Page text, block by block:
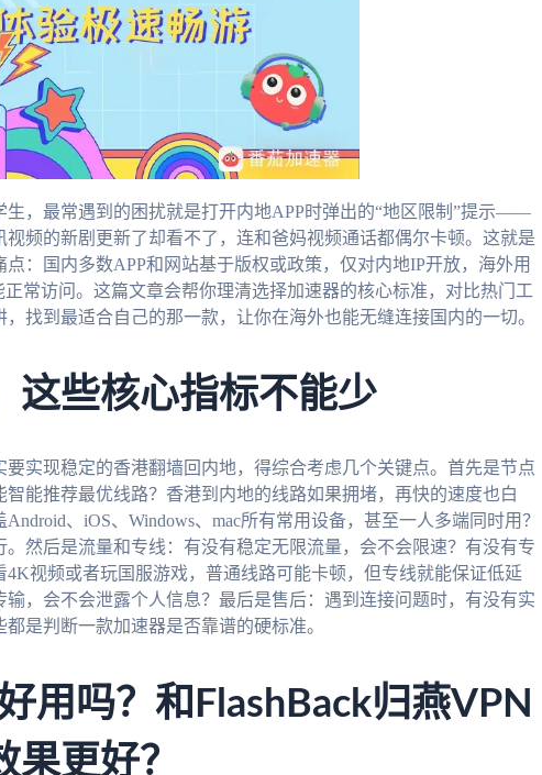
生，最常遇到的困扰就是打开内地APP时弹出的“地区限制”提示——
频的新剧更新了却看不了，连和爸妈视频通话都偶尔卡顿。这就是
：国内多数APP和网站基于版权或政策，仅对内地IP开放，海外用
常访问。这篇文章会帮你理清选择加速器的核心标准，对比热门工
找到最适合自己的那一款，让你在海外也能无缝连接国内的一切。
这些核心指标不能少
实现稳定的香港翻墙回内地，得综合考虑几个关键点。首先是节点
能推荐最优线路？香港到内地的线路如果拥堵，再快的速度也白
、iOS、Windows、mac所有常用设备，甚至一人多端同时用？
然后是流量和专线：有没有稳定无限流量，会不会限速？有没有专
视频或者玩国服游戏，普通线路可能卡顿，但专线就能保证低延
，会不会泄露个人信息？最后是售后：遇到连接问题时，有没有实
是判断一款加速器是否靠谱的硬标准。
用吗？和FlashBack归燕VPN
更好？